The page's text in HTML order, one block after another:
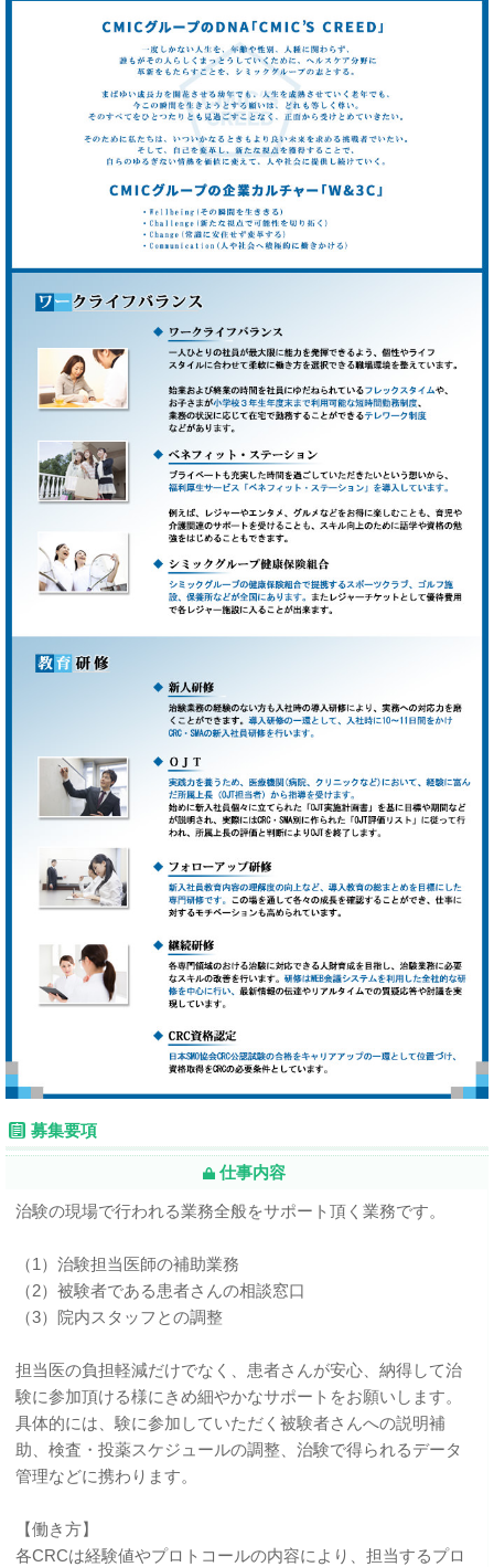
募集要項
仕事内容
治験の現場で行われる業務全般をサポート頂く業務です。
（1）治験担当医師の補助業務
（2）被験者である患者さんの相談窓口
（3）院内スタッフとの調整
担当医の負担軽減だけでなく、患者さんが安心、納得して治
験に参加頂ける様にきめ細やかなサポートをお願いします。
具体的には、験に参加していただく被験者さんへの説明補
助、検査・投薬スケジュールの調整、治験で得られるデータ
管理などに携わります。
【働き方】
各CRCは経験値やプロトコールの内容により、担当するプロ